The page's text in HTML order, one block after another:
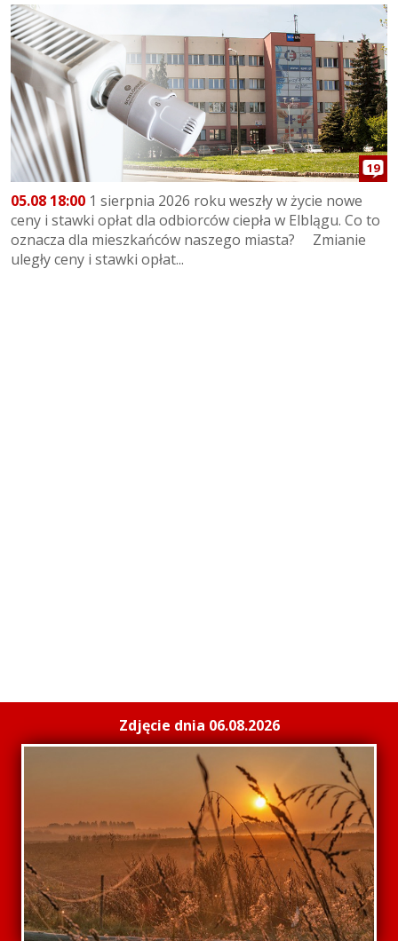
19
05.08 18:00 1 sierpnia 2026 roku weszły w życie nowe
ceny i stawki opłat dla odbiorców ciepła w Elblągu. Co to
oznacza dla mieszkańców naszego miasta? Zmianie
uległy ceny i stawki opłat...
Zdjęcie dnia 06.08.2026